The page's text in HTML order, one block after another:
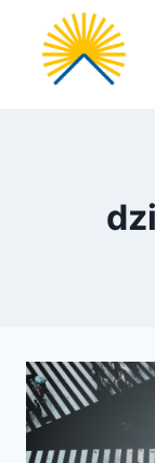
Przejdź
treści